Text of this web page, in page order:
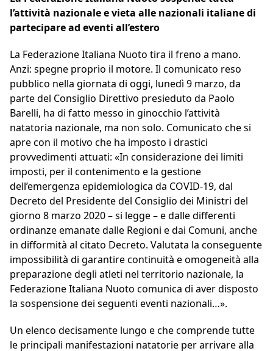
l’attività nazionale e vieta alle nazionali italiane di
partecipare ad eventi all’estero
La Federazione Italiana Nuoto tira il freno a mano.
Anzi: spegne proprio il motore. Il comunicato reso
pubblico nella giornata di oggi, lunedì 9 marzo, da
parte del Consiglio Direttivo presieduto da Paolo
Barelli, ha di fatto messo in ginocchio l’attività
natatoria nazionale, ma non solo. Comunicato che si
apre con il motivo che ha imposto i drastici
provvedimenti attuati: «In considerazione dei limiti
imposti, per il contenimento e la gestione
dell’emergenza epidemiologica da COVID-19, dal
Decreto del Presidente del Consiglio dei Ministri del
giorno 8 marzo 2020 – si legge – e dalle differenti
ordinanze emanate dalle Regioni e dai Comuni, anche
in difformità al citato Decreto. Valutata la conseguente
impossibilità di garantire continuità e omogeneità alla
preparazione degli atleti nel territorio nazionale, la
Federazione Italiana Nuoto comunica di aver disposto
la sospensione dei seguenti eventi nazionali…».
Un elenco decisamente lungo e che comprende tutte
le principali manifestazioni natatorie per arrivare alla